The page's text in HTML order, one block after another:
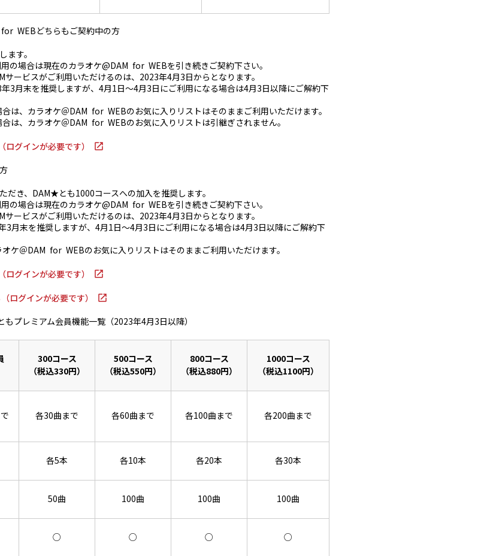
WEBどちらもご契約中の方
ます。
場合は現在のカラオケ@DAM for WEBを引き続きご契約下さい。
ービスがご利用いただけるのは、2023年4月3日からとなります。
月末を推奨しますが、4月1日～4月3日にご利用になる場合は4月3日以降にご解約下
は、カラオケ＠DAM for WEBのお気に入りリストはそのままご利用いただけます。
は、カラオケ＠DAM for WEBのお気に入りリストは引継ぎされません。
グインが必要です）
き、DAM★とも1000コースへの加入を推奨します。
場合は現在のカラオケ@DAM for WEBを引き続きご契約下さい。
ービスがご利用いただけるのは、2023年4月3日からとなります。
月末を推奨しますが、4月1日～4月3日にご利用になる場合は4月3日以降にご解約下
ケ＠DAM for WEBのお気に入りリストはそのままご利用いただけます。
グインが必要です）
ログインが必要です）
もプレミアム会員機能一覧（2023年4月3日以降）
300コース
（税込330円）
500コース
（税込550円）
800コース
（税込880円）
1000コース
（税込1100円）
各30曲まで 各60曲まで 各100曲まで 各200曲まで
各5本 各10本 各20本 各30本
50曲 100曲 100曲 100曲
○ ○ ○ ○